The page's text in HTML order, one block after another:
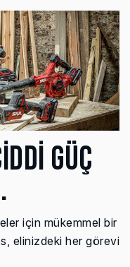
GÜÇ
için mükemmel bir
elinizdeki her görevi